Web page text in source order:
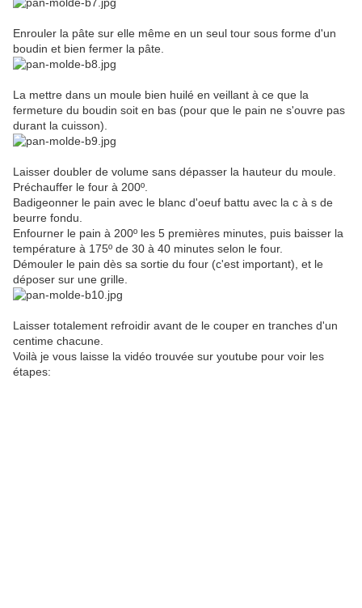
Enrouler la pâte sur elle même en un seul tour sous forme d'un
boudin et bien fermer la pâte.
La mettre dans un moule bien huilé en veillant à ce que la
fermeture du boudin soit en bas (pour que le pain ne s'ouvre pas
durant la cuisson).
Laisser doubler de volume sans dépasser la hauteur du moule.
Préchauffer le four à 200º.
Badigeonner le pain avec le blanc d'oeuf battu avec la c à s de
beurre fondu.
Enfourner le pain à 200º les 5 premières minutes, puis baisser la
température à 175º de 30 à 40 minutes selon le four.
Démouler le pain dès sa sortie du four (c'est important), et le
déposer sur une grille.
Laisser totalement refroidir avant de le couper en tranches d'un
centime chacune.
Voilà je vous laisse la vidéo trouvée sur youtube pour voir les
étapes: